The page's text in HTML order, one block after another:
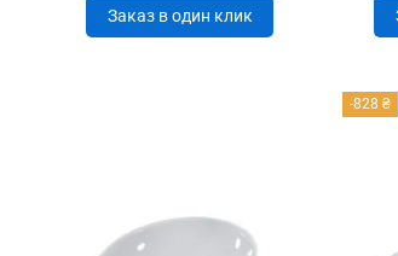
Заказ в один клик
-828 ₴